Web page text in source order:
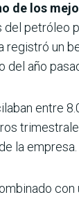
de los
petróleo
un
del año
entre
la empresa.